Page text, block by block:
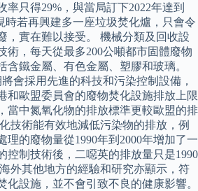
率只得29%，與當局訂下2022年達到
時若再興建多一座垃圾焚化爐，只會令
，實在難以接受。 機械分類及回收設
術，每天從最多200公噸都市固體廢物
含鐵金屬、有色金屬、塑膠和玻璃。
會採用先進的科技和污染控制設備，
和歐盟委員會的廢物焚化設施排放上限
當中氮氧化物的排放標準更較歐盟的排
技術能有效地減低污染物的排放，例
理的廢物量從1990年到2000年增加了一
控制技術後，二噁英的排放量只是1990
外其他地方的經驗和研究亦顯示，符
化設施，並不會引致不良的健康影響。